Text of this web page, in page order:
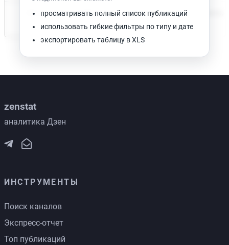
Нет доступных публикаций. Попробуйте изменить фильтр.
просматривать полный список публикаций
использовать гибкие фильтры по типу и дате
экспортировать таблицу в XLS
zenstat
аналитика Дзен
ИНСТРУМЕНТЫ
Поиск каналов
Экспресс-отчет
Топ публикаций